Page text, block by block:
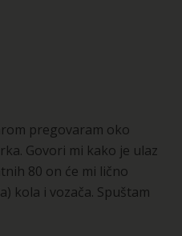
pregovaram oko
Govori mi kako je ulaz
80 on će mi lično
kola i vozača. Spuštam